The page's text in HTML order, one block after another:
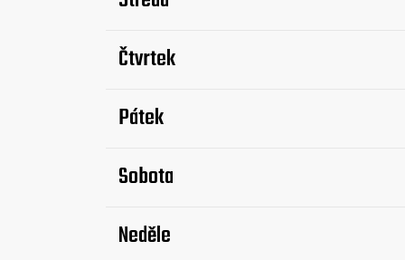
Čtvrtek
Pátek
Sobota
Neděle